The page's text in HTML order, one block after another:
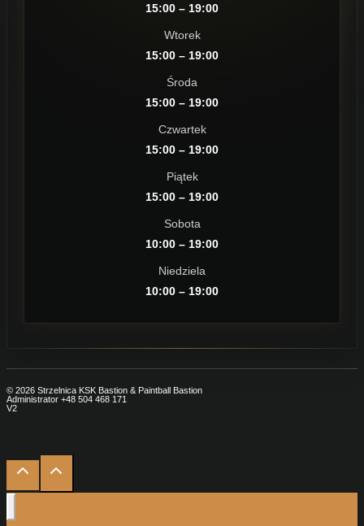
15:00 – 19:00
Wtorek
15:00 – 19:00
Środa
15:00 – 19:00
Czwartek
15:00 – 19:00
Piątek
15:00 – 19:00
Sobota
10:00 – 19:00
Niedziela
10:00 – 19:00
© 2026 Strzelnica KSK Bastion & Paintball Bastion
Administrator +48 504 468 171
V2